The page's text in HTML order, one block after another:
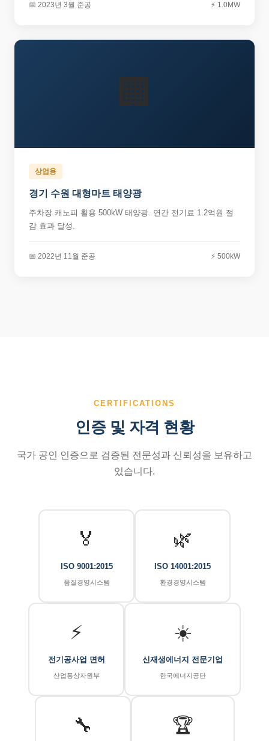
📅 2023년 3월 준공 ⚡ 1.0MW
🏢
상업용
경기 수원 대형마트 태양광
주차장 캐노피 활용 500kW 태양광. 연간 전기료 1.2억원 절
감 효과 달성.
📅 2022년 11월 준공 ⚡ 500kW
CERTIFICATIONS
인증 및 자격 현황
국가 공인 인증으로 검증된 전문성과 신뢰성을 보유하고
있습니다.
🏅
ISO 9001:2015
품질경영시스템
🌿
ISO 14001:2015
환경경영시스템
⚡
전기공사업 면허
산업통상자원부
☀️
신재생에너지 전문기업
한국에너지공단
🔧 🏆